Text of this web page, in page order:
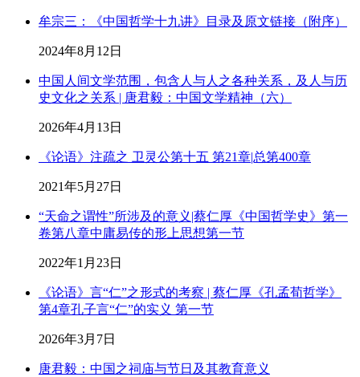
牟宗三：《中国哲学十九讲》目录及原文链接（附序）
2024年8月12日
中国人间文学范围，包含人与人之各种关系，及人与历
史文化之关系 | 唐君毅：中国文学精神（六）
2026年4月13日
《论语》注疏之 卫灵公第十五 第21章|总第400章
2021年5月27日
“天命之谓性”所涉及的意义|蔡仁厚《中国哲学史》第一
卷第八章中庸易传的形上思想第一节
2022年1月23日
《论语》言“仁”之形式的考察 | 蔡仁厚《孔孟荀哲学》
第4章孔子言“仁”的实义 第一节
2026年3月7日
唐君毅：中国之祠庙与节日及其教育意义